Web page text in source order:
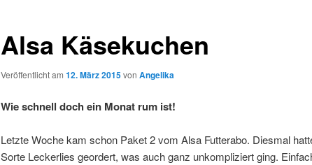
Alsa Käsekuchen
Veröffentlicht am 12. März 2015von Angelika
Wie schnell doch ein Monat rum ist!
Letzte Woche kam schon Paket 2 vom Alsa Futterabo. Diesmal
Sorte Leckerlies geordert, was auch ganz unkompliziert ging.